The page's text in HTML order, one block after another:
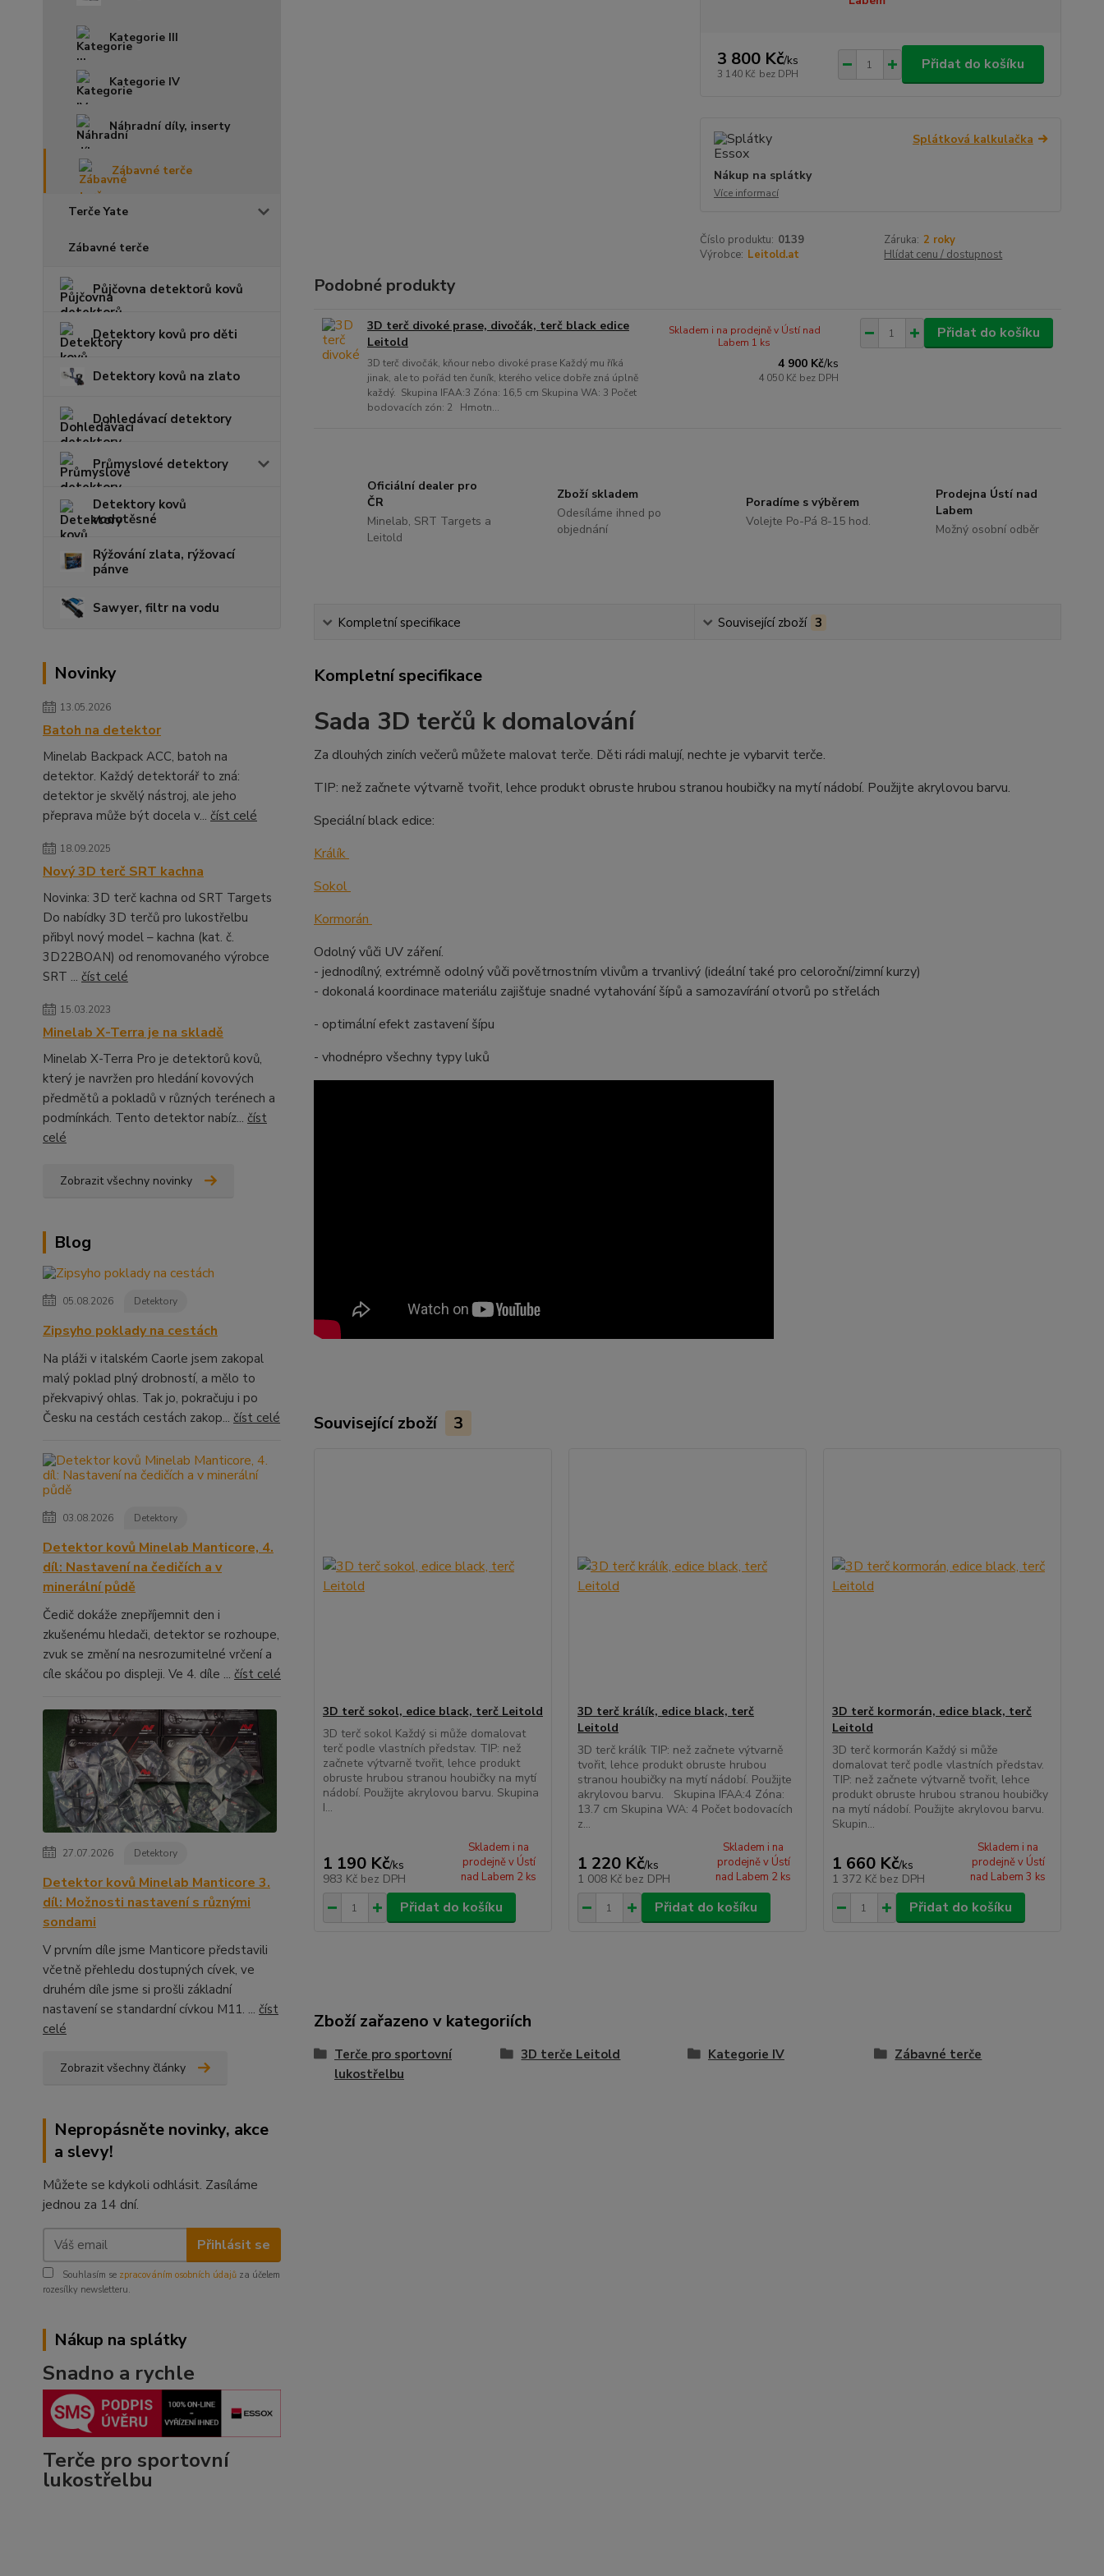
Kategorie III
Kategorie IV
Náhradní díly, inserty
Zábavné terče
Terče Yate
Zábavné terče
Půjčovna detektorů kovů
Detektory kovů pro děti
Detektory kovů na zlato
Dohledávací detektory
Průmyslové detektory
Detektory kovů
vodotěsné
Rýžování zlata, rýžovací
pánve
Sawyer, filtr na vodu
Novinky
13.05.2026
Batoh na detektor
Minelab Backpack ACC, batoh na
detektor. Každý detektorář to zná:
detektor je skvělý nástroj, ale jeho
přeprava může být docela v... číst celé
18.09.2025
Nový 3D terč SRT kachna
Novinka: 3D terč kachna od SRT Targets
Do nabídky 3D terčů pro lukostřelbu
přibyl nový model – kachna (kat. č.
3D22BOAN) od renomovaného výrobce
SRT ... číst celé
15.03.2023
Minelab X-Terra je na skladě
Minelab X-Terra Pro je detektorů kovů,
který je navržen pro hledání kovových
předmětů a pokladů v různých terénech a
podmínkách. Tento detektor nabíz... číst
celé
Zobrazit všechny novinky
Blog
05.08.2026 Detektory
Zipsyho poklady na cestách
Na pláži v italském Caorle jsem zakopal
malý poklad plný drobností, a mělo to
překvapivý ohlas. Tak jo, pokračuju i po
Česku na cestách cestách zakop... číst celé
03.08.2026 Detektory
Detektor kovů Minelab Manticore, 4.
díl: Nastavení na čedičích a v
minerální půdě
Čedič dokáže znepříjemnit den i
zkušenému hledači, detektor se rozhoupe,
zvuk se změní na nesrozumitelné vrčení a
cíle skáčou po displeji. Ve 4. díle ... číst celé
27.07.2026 Detektory
Detektor kovů Minelab Manticore 3.
díl: Možnosti nastavení s různými
sondami
V prvním díle jsme Manticore představili
včetně přehledu dostupných cívek, ve
druhém díle jsme si prošli základní
nastavení se standardní cívkou M11. ... číst
celé
Zobrazit všechny články
Nepropásněte novinky, akce
a slevy!
Můžete se kdykoli odhlásit. Zasíláme
jednou za 14 dní.
Přihlásit se
Souhlasím se zpracováním osobních údajů za účelem
rozesílky newsletteru.
Nákup na splátky
Snadno a rychle
Terče pro sportovní
lukostřelbu
3 800 Kč/ks
3 140 Kč bez DPH
Přidat do košíku
Splátková kalkulačka
Nákup na splátky
Více informací
Číslo produktu: 0139 Záruka: 2 roky
Výrobce: Leitold.at Hlídat cenu / dostupnost
Podobné produkty
3D terč divoké prase, divočák, terč black edice
Leitold
3D terč divočák, kňour nebo divoké prase Každý mu říká
jinak, ale to pořád ten čuník, kterého velice dobře zná úplně
každý. Skupina IFAA:3 Zóna: 16,5 cm Skupina WA: 3 Počet
bodovacích zón: 2 Hmotn...
4 900 Kč/ks
4 050 Kč bez DPH
Skladem i na prodejně v Ústí nad
Labem 1 ks
Přidat do košíku
Oficiální dealer pro
ČR
Minelab, SRT Targets a
Leitold
Zboží skladem
Odesíláme ihned po
objednání
Poradíme s výběrem
Volejte Po-Pá 8-15 hod.
Prodejna Ústí nad
Labem
Možný osobní odběr
Kompletní specifikace Související zboží 3
Kompletní specifikace
Sada 3D terčů k domalování
Za dlouhých ziních večerů můžete malovat terče. Děti rádi malují, nechte je vybarvit terče.
TIP: než začnete výtvarně tvořit, lehce produkt obruste hrubou stranou houbičky na mytí nádobí. Použijte akrylovou barvu.
Speciální black edice:
Králík
Sokol
Kormorán
Odolný vůči UV záření.
- jednodílný, extrémně odolný vůči povětrnostním vlivům a trvanlivý (ideální také pro celoroční/zimní kurzy)
- dokonalá koordinace materiálu zajišťuje snadné vytahování šípů a samozavírání otvorů po střelách
- optimální efekt zastavení šípu
- vhodnépro všechny typy luků
Související zboží 3
3D terč sokol, edice black, terč Leitold
3D terč sokol Každý si může domalovat
terč podle vlastních představ. TIP: než
začnete výtvarně tvořit, lehce produkt
obruste hrubou stranou houbičky na mytí
nádobí. Použijte akrylovou barvu. Skupina
I...
1 190 Kč/ks
983 Kč bez DPH
Skladem i na
prodejně v Ústí
nad Labem 2 ks
Přidat do košíku
3D terč králík, edice black, terč
Leitold
3D terč králík TIP: než začnete výtvarně
tvořit, lehce produkt obruste hrubou
stranou houbičky na mytí nádobí. Použijte
akrylovou barvu. Skupina IFAA:4 Zóna:
13.7 cm Skupina WA: 4 Počet bodovacích
z...
1 220 Kč/ks
1 008 Kč bez DPH
Skladem i na
prodejně v Ústí
nad Labem 2 ks
Přidat do košíku
3D terč kormorán, edice black, terč
Leitold
3D terč kormorán Každý si může
domalovat terč podle vlastních představ.
TIP: než začnete výtvarně tvořit, lehce
produkt obruste hrubou stranou houbičky
na mytí nádobí. Použijte akrylovou barvu.
Skupin...
1 660 Kč/ks
1 372 Kč bez DPH
Skladem i na
prodejně v Ústí
nad Labem 3 ks
Přidat do košíku
Zboží zařazeno v kategoriích
Terče pro sportovní
lukostřelbu
3D terče Leitold Kategorie IV Zábavné terče